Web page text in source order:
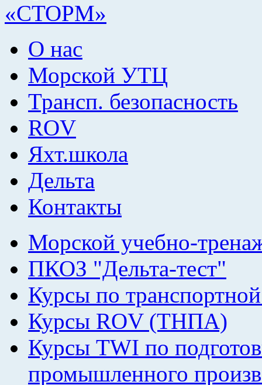
«СТОРМ»
О нас
Морской УТЦ
Трансп. безопасность
ROV
Яхт.школа
Дельта
Контакты
Морской учебно-
ПКОЗ "Дельта-тест"
Курсы по
Курсы ROV (ТНПА)
Курсы TWI по
промышленного